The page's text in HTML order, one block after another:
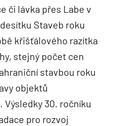
či lávka přes Labe v
Staveb roku
křišťálového razítka
stejný počet cen
stavbou roku
objektů
30. ročníku
pro rozvoj